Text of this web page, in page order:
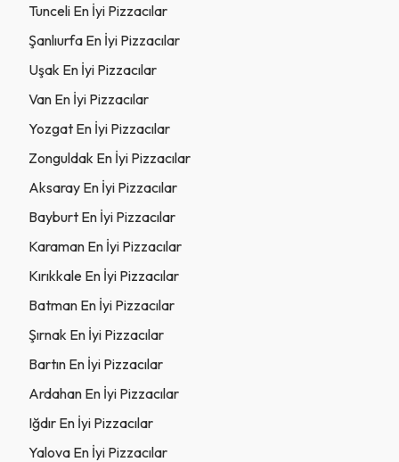
Tunceli En İyi Pizzacılar
Şanlıurfa En İyi Pizzacılar
Uşak En İyi Pizzacılar
Van En İyi Pizzacılar
Yozgat En İyi Pizzacılar
Zonguldak En İyi Pizzacılar
Aksaray En İyi Pizzacılar
Bayburt En İyi Pizzacılar
Karaman En İyi Pizzacılar
Kırıkkale En İyi Pizzacılar
Batman En İyi Pizzacılar
Şırnak En İyi Pizzacılar
Bartın En İyi Pizzacılar
Ardahan En İyi Pizzacılar
Iğdır En İyi Pizzacılar
Yalova En İyi Pizzacılar